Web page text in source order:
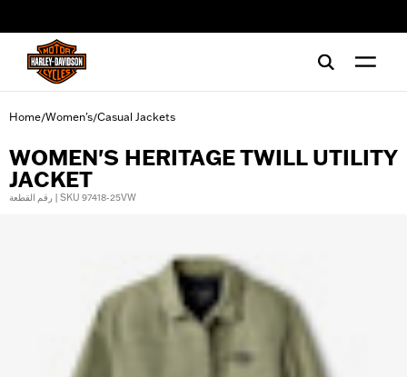
Home/Women's/Casual Jackets
WOMEN'S HERITAGE TWILL UTILITY
JACKET
رقم القطعة | SKU 97418-25VW